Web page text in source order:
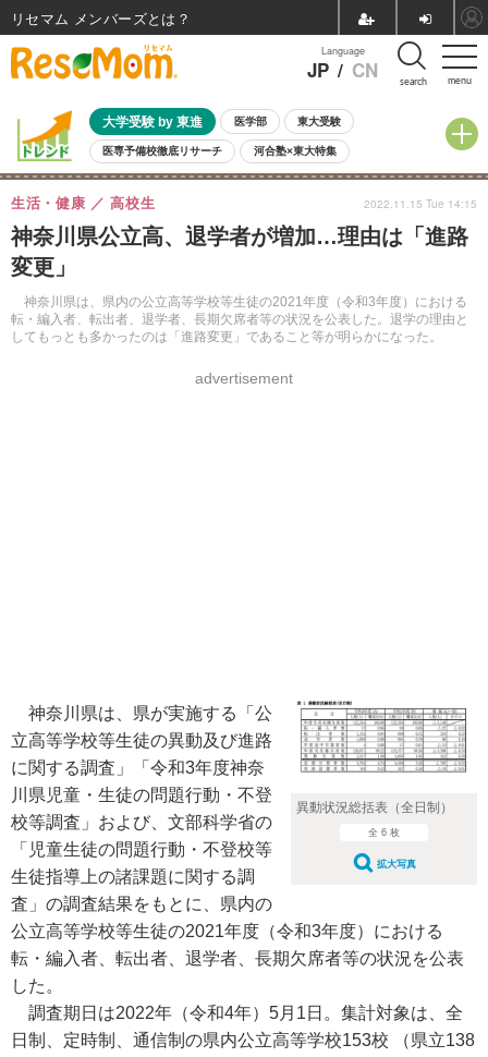
menu
Language
JP / CN search
大学受験 by 東進 医学部 東大受験
医専予備校徹底リサーチ 河合塾×東大特集
親子で考える大学選び 高校受験 中学受験 小学校受験
共通テスト 夏休み
8月開催イベント・WS 全国公立高校 過去問 人気記事
自由研究教材（小学生向け）
神奈川県公立高、退学者が増加…理由は「進路
変更」
神奈川県は、県内の公立高等学校等生徒の2021年度（令和3年度）における
転・編入者、転出者、退学者、長期欠席者等の状況を公表した。退学の理由と
してもっとも多かったのは「進路変更」であること等が明らかになった。
生活・健康 高校生
advertisement
2022.11.15 Tue 14:15
異動状況総括表（全日制）
全 6 枚
拡大写真
神奈川県は、県が実施する「公
立高等学校等生徒の異動及び進路
に関する調査」「令和3年度神奈
川県児童・生徒の問題行動・不登
校等調査」および、文部科学省の
「児童生徒の問題行動・不登校等
生徒指導上の諸課題に関する調
査」の調査結果をもとに、県内の
公立高等学校等生徒の2021年度（令和3年度）における
転・編入者、転出者、退学者、長期欠席者等の状況を公表
した。
調査期日は2022年（令和4年）5月1日。集計対象は、全
日制、定時制、通信制の県内公立高等学校153校 （県立138
リセマム メンバーズ